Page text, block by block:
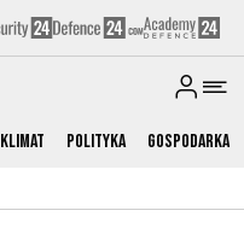
Klimat Polityka Gospodarka